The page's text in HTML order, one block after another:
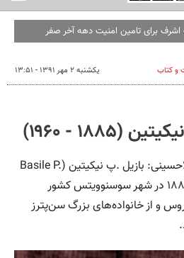
برای تامین امنیت دهه آخر صفر
و کتاب یکشنبه ۲ مهر ۱۳۹۱ - ۱۳:۵۱
(۱۸۸۵ - ۱۹۶۰)
همشهری آنلاین - محمد ملاحسینی: بازیل .پ نیکیتین (Basile P.
Nikitine) اول ژانویه سال ۱۸۸۵ در شهر سوسنوویتس کشور
و از خانواده‌های بزرگ سن‌پترز